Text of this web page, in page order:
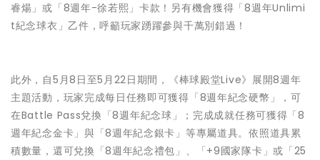
睿煬」或「8週年-徐若熙」卡款！另有機會獲得「8週年Unlimi
t紀念球衣」乙件，呼籲玩家踴躍參與千萬別錯過！
此外，自5月8日至5月22日期間，《棒球殿堂Live》展開8週年
主題活動，玩家完成每日任務即可獲得「8週年紀念硬幣」，可
在Battle Pass兌換「8週年紀念球」；完成成就任務可獲得「8
週年紀念金卡」與「8週年紀念銀卡」等專屬道具。依照道具累
積數量，還可兌換「8週年紀念禮包」、「+9國家隊卡」或「25